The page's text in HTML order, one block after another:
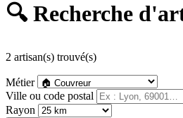
🔍 Recherche
2 artisan(s) trouvé(s)
Métier
Ville ou code postal
Rayon